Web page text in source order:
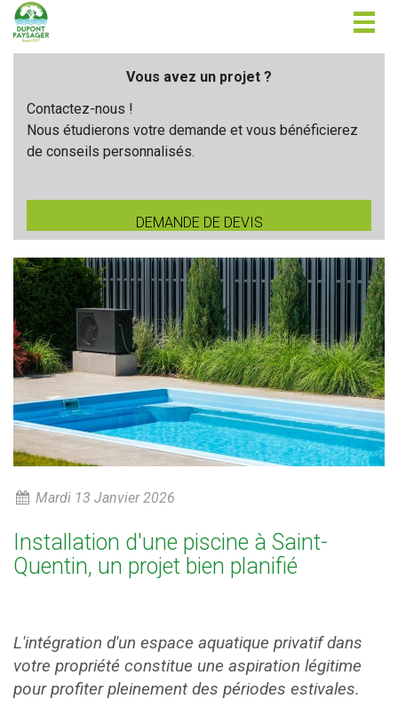
Vous avez un projet ?
Contactez-nous !
Nous étudierons votre demande et vous bénéficierez
de conseils personnalisés.
DEMANDE DE DEVIS
Mardi 13 Janvier 2026
Installation d'une piscine à Saint-
Quentin, un projet bien planifié
L'intégration d'un espace aquatique privatif dans
votre propriété constitue une aspiration légitime
pour profiter pleinement des périodes estivales.